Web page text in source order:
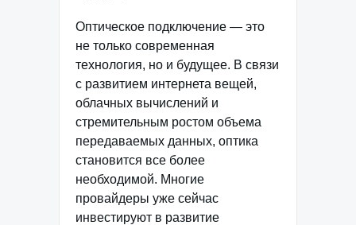
Оптическое подключение — это
не только современная
технология, но и будущее. В связи
с развитием интернета вещей,
облачных вычислений и
стремительным ростом объема
передаваемых данных, оптика
становится все более
необходимой. Многие
провайдеры уже сейчас
инвестируют в развитие